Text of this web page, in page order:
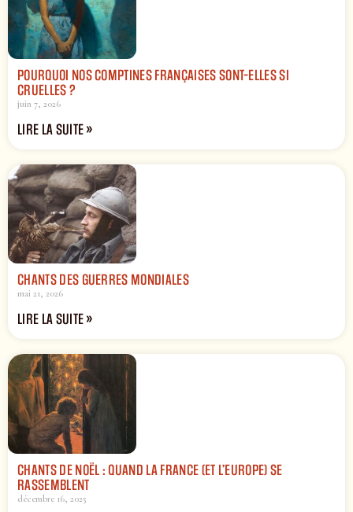
POURQUOI NOS COMPTINES FRANÇAISES SONT-ELLES SI
CRUELLES ?
juin 7, 2026
LIRE LA SUITE »
CHANTS DES GUERRES MONDIALES
mai 21, 2026
LIRE LA SUITE »
CHANTS DE NOËL : QUAND LA FRANCE (ET L’EUROPE) SE
RASSEMBLENT
décembre 16, 2025